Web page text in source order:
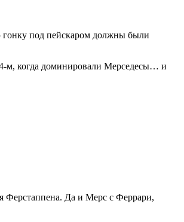
гонку под пейскаром должны были
м, когда доминировали Мерседесы… и
Ферстаппена. Да и Мерс с Феррари,